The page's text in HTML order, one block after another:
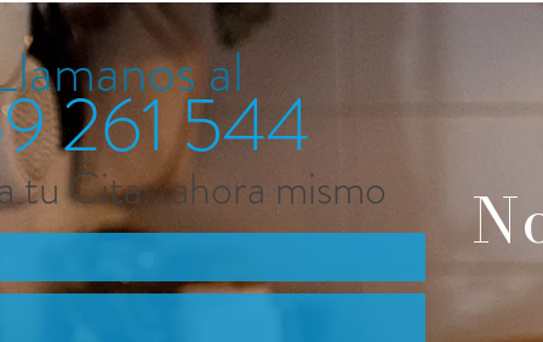
al
261 544
tu Cita...ahora mismo